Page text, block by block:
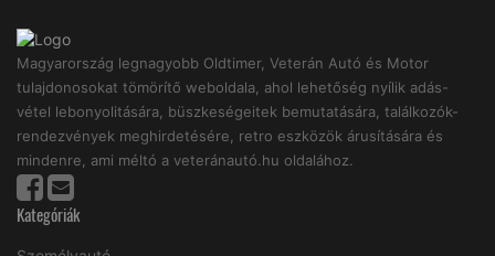
Magyarország legnagyobb Oldtimer, Veterán Autó és Motor
tulajdonosokat tömörítő weboldala, ahol lehetőség nyílik adás-
vétel lebonyolitására, büszkeségeitek bemutatására, találkozók-
rendezvények meghirdetésére, retro eszközök árusítására és
mindenre, ami méltó a veteránautó.hu oldalához.
Kategóriák